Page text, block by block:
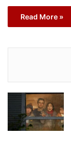
Read More »